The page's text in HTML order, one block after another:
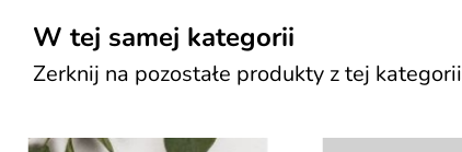
W tej samej kategorii
Zerknij na pozostałe produkty z tej kategorii